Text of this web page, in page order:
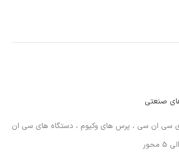
صنعتی
سی ان سی ، پرس های وکیوم ، دستگاه های سی ان